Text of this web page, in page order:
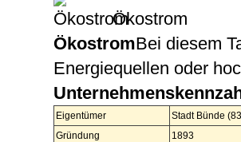
Ökostrom
ÖkostromBei diesem
Energiequellen oder
Eigentümer
Stadt Bünde
Gründung
1893